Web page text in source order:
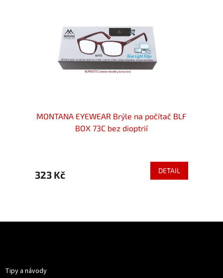
MONTANA EYEWEAR Brýle na počítač BLF
BOX 73C bez dioptrií
323 Kč DETAIL
Tipy a návody